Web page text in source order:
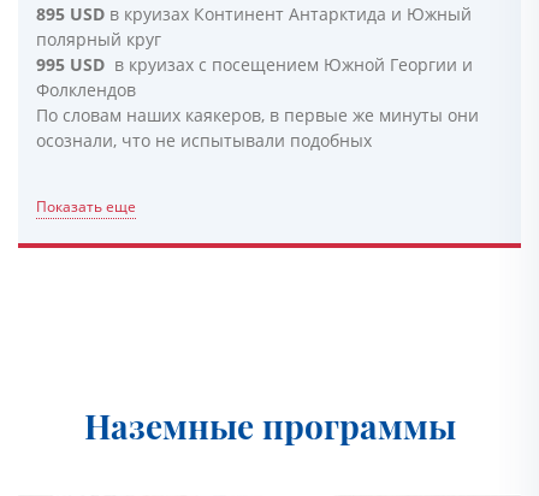
895 USD в круизах Континент Антарктида и Южный
полярный круг
995 USD в круизах с посещением Южной Георгии и
Фолклендов
По словам наших каякеров, в первые же минуты они
осознали, что не испытывали подобных
Показать еще
Наземные программы